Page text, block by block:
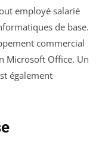
employé salarié
de base.
commercial
Microsoft Office. Un
également